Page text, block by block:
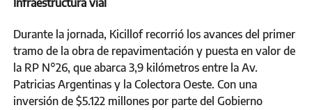
Infraestructura vial
Durante la jornada, Kicillof recorrió los avances del primer
tramo de la obra de repavimentación y puesta en valor de
la RP N°26, que abarca 3,9 kilómetros entre la Av.
Patricias Argentinas y la Colectora Oeste. Con una
inversión de $5.122 millones por parte del Gobierno